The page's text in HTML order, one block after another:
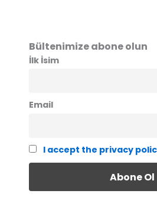
Bültenimize abone olun
İlk İsim
Email
I accept the privacy